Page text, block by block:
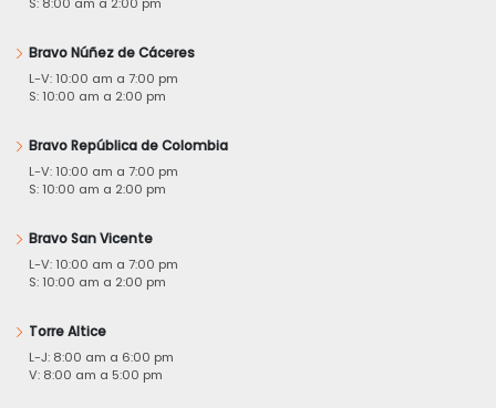
Bravo Núñez de Cáceres
L-V: 10:00 am a 7:00 pm
S: 10:00 am a 2:00 pm
Bravo República de Colombia
L-V: 10:00 am a 7:00 pm
S: 10:00 am a 2:00 pm
Bravo San Vicente
L-V: 10:00 am a 7:00 pm
S: 10:00 am a 2:00 pm
Torre Altice
L-J: 8:00 am a 6:00 pm
V: 8:00 am a 5:00 pm